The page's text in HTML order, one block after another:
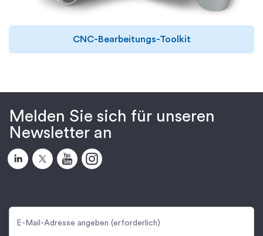
CNC-Bearbeitungs-Toolkit
Melden Sie sich für unseren
Newsletter an